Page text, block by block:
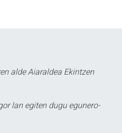
alde Aiaraldea Ekintzen
lan egiten dugu egunero-